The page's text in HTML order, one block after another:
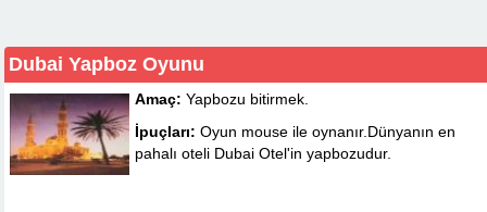
Dubai Yapboz Oyunu
Amaç: Yapbozu bitirmek.
İpuçları: Oyun mouse ile oynanır.Dünyanın en
pahalı oteli Dubai Otel'in yapbozudur.